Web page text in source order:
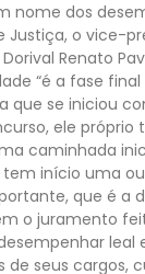
nome dos
Justiça, o vice-
Dorival Renato
“é a fase
que se iniciou
ele próprio
caminhada
início uma
que é a
o juramento
leal
de seus cargos,